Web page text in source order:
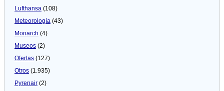
Lufthansa (108)
Meteorologí­a (43)
Monarch (4)
Museos (2)
Ofertas (127)
Otros (1.935)
Pyrenair (2)